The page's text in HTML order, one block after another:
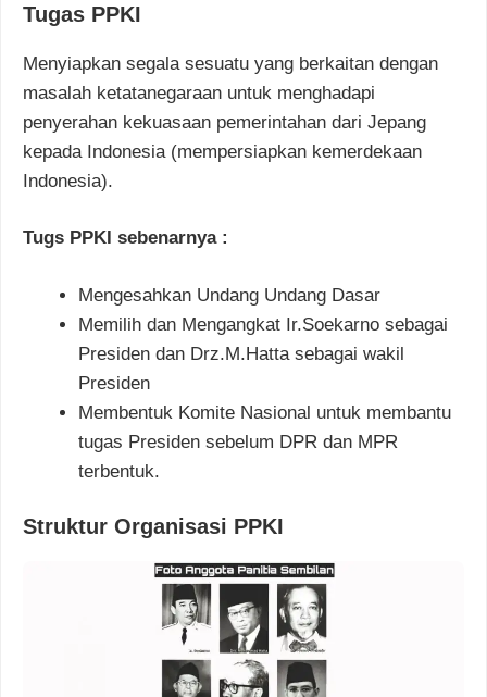
Tugas PPKI
Menyiapkan segala sesuatu yang berkaitan dengan
masalah ketatanegaraan untuk menghadapi
penyerahan kekuasaan pemerintahan dari Jepang
kepada Indonesia (mempersiapkan kemerdekaan
Indonesia).
Tugs PPKI sebenarnya :
Mengesahkan Undang Undang Dasar
Memilih dan Mengangkat Ir.Soekarno sebagai
Presiden dan Drz.M.Hatta sebagai wakil
Presiden
Membentuk Komite Nasional untuk membantu
tugas Presiden sebelum DPR dan MPR
terbentuk.
Struktur Organisasi PPKI